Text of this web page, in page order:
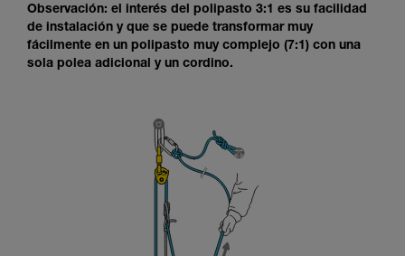
Observación: el interés del polipasto 3:1 es su facilidad
de instalación y que se puede transformar muy
fácilmente en un polipasto muy complejo (7:1) con una
sola polea adicional y un cordino.